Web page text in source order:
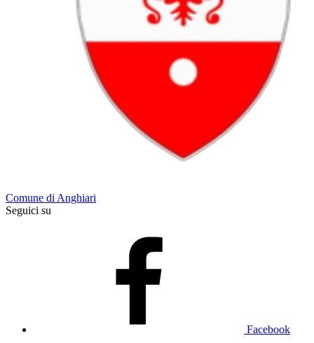
Comune di Anghiari
Seguici su
Facebook